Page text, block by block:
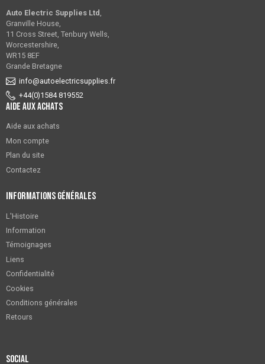
Auto Electric Supplies Ltd ,
Granville House,
11 Cross Street, Tenbury Wells,
Worcestershire,
WR15 8EF
Grande Bretagne
info@autoelectricsupplies.fr
+44(0)1584 819552
Aide aux achats
Aide aux achats
Mon compte
Plan du site
Contactez
Informations générales
L'Histoire
Information
Témoignages
Liens
Confidentialité
Cookies
Conditions générales
Retours
Social